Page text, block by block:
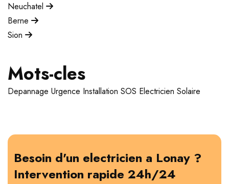
Neuchatel
Berne
Sion
Mots-cles
Depannage Urgence Installation SOS Electricien Solaire
Besoin d'un electricien a Lonay ?
Intervention rapide 24h/24